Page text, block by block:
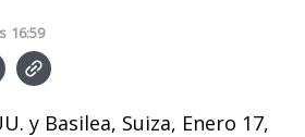
16:59
y Basilea, Suiza, Enero 17,